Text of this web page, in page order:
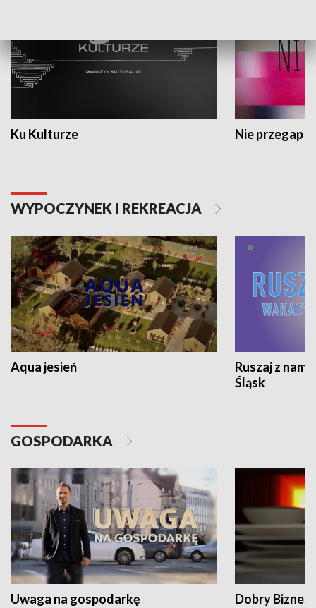
Ku Kulturze Nie przegap
WYPOCZYNEK I REKREACJA
Aqua jesień
Ruszaj z
Śląsk
GOSPODARKA
Uwaga na gospodarkę Dobry Biznes